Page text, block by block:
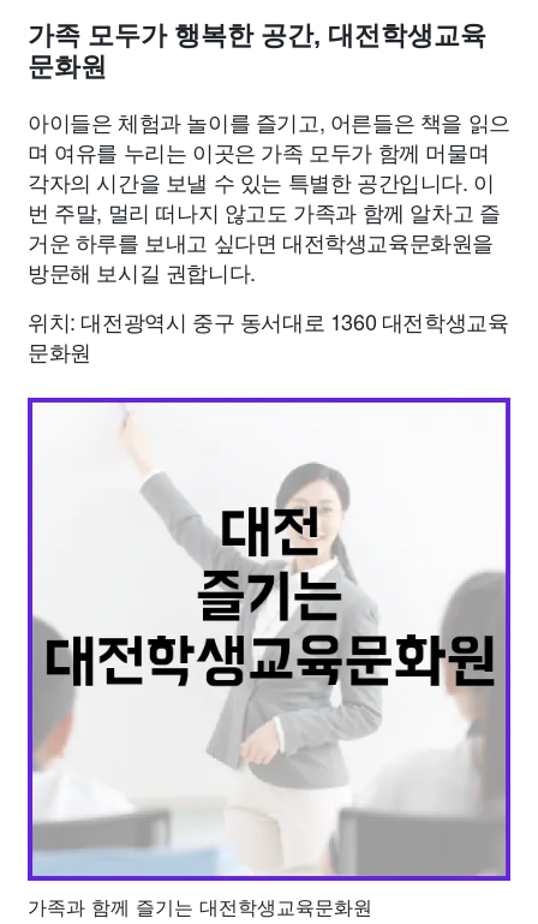
가족 모두가 행복한 공간, 대전학생교육
문화원
아이들은 체험과 놀이를 즐기고, 어른들은 책을 읽으
며 여유를 누리는 이곳은 가족 모두가 함께 머물며
각자의 시간을 보낼 수 있는 특별한 공간입니다. 이
번 주말, 멀리 떠나지 않고도 가족과 함께 알차고 즐
거운 하루를 보내고 싶다면 대전학생교육문화원을
방문해 보시길 권합니다.
위치: 대전광역시 중구 동서대로 1360 대전학생교육
문화원
가족과 함께 즐기는 대전학생교육문화원